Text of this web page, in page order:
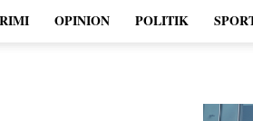
OPINION POLITIK